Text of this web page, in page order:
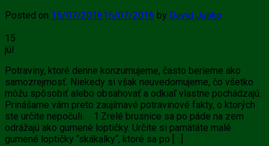
Posted on 15/07/201615/07/2016 by David Jusko
15
júl
Potraviny, ktoré denne konzumujeme, často berieme ako
samozrejmosť. Niekedy si však neuvedomujeme, čo všetko
môžu spôsobiť alebo obsahovať a odkiaľ vlastne pochádzajú.
Prinášame vám preto zaujímavé potravinové fakty, o ktorých
ste určite nepočuli. 1.Zrelé brusnice sa po páde na zem
odrážajú ako gumené loptičky. Určite si pamätáte malé
gumené loptičky “skákalky“, ktoré sa po […]